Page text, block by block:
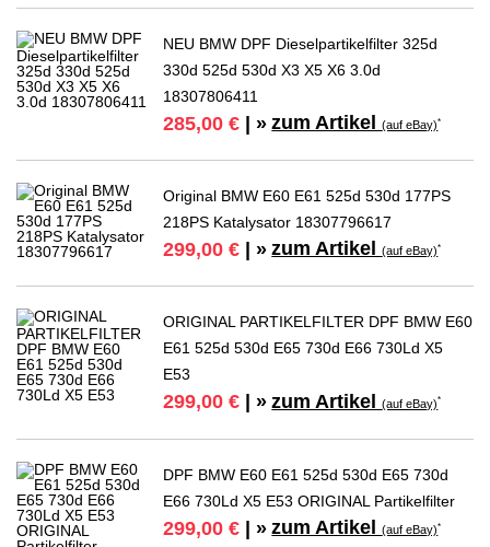
NEU BMW DPF Dieselpartikelfilter 325d
330d 525d 530d X3 X5 X6 3.0d
18307806411
285,00 € | » zum Artikel(auf eBay)*
Original BMW E60 E61 525d 530d 177PS
218PS Katalysator 18307796617
299,00 € | » zum Artikel(auf eBay)*
ORIGINAL PARTIKELFILTER DPF BMW E60
E61 525d 530d E65 730d E66 730Ld X5
E53
299,00 € | » zum Artikel(auf eBay)*
DPF BMW E60 E61 525d 530d E65 730d
E66 730Ld X5 E53 ORIGINAL Partikelfilter
299,00 € | » zum Artikel(auf eBay)*